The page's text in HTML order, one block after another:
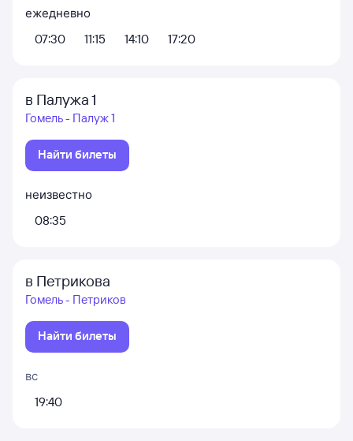
ежедневно
07:30
11:15 14:10 17:20
в Палужа 1
Гомель - Палуж 1
Найти билеты
неизвестно
08:35
в Петрикова
Гомель - Петриков
Найти билеты
вс
19:40